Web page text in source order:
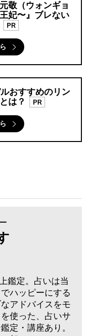
敬（ウォンギョ
妃〜』ブレない
PR
おすすめのリン
は？
PR
鑑定。占いは当
ハッピーにする
アドバイスをモ
使った、占いサ
定・講座あり。